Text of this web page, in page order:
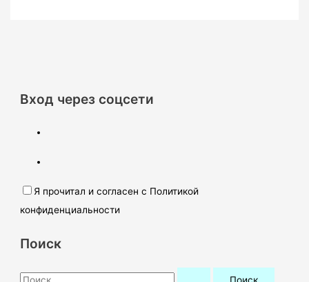
Вход через соцсети
Я прочитал и согласен с Политикой
конфиденциальности
Поиск
П